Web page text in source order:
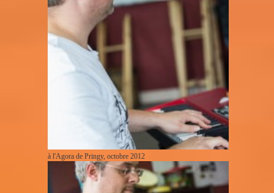
à l'Agora de Pringy, octobre 2012